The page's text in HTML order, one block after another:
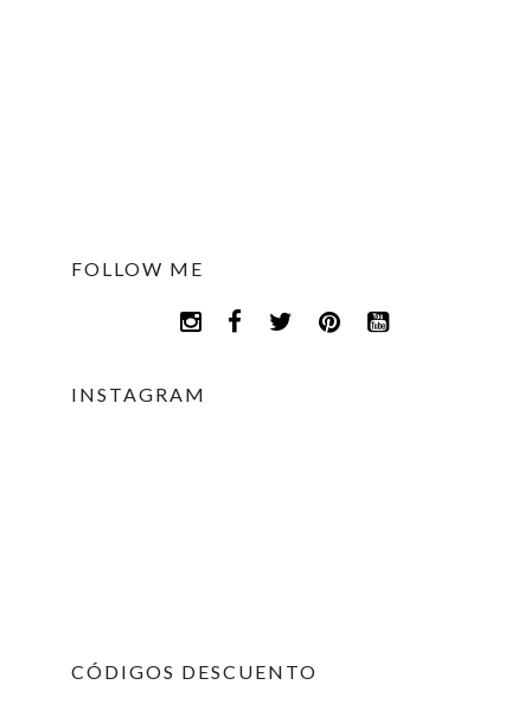
FOLLOW ME
INSTAGRAM
CÓDIGOS DESCUENTO